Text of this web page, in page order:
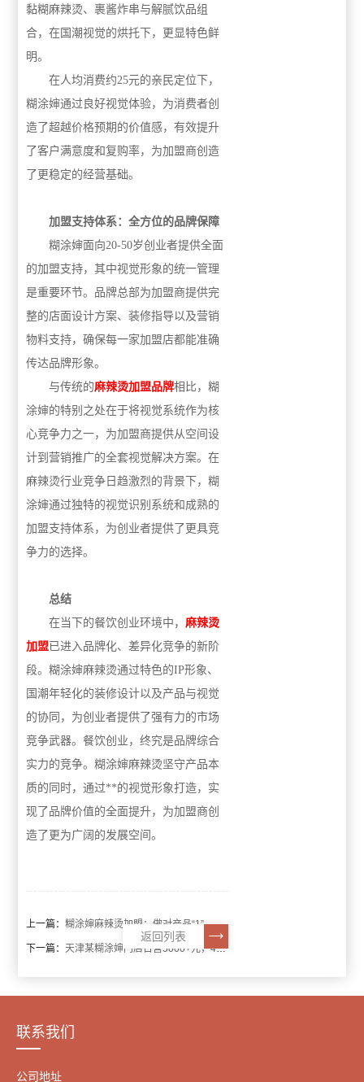
黏糊麻辣烫、裹酱炸串与解腻饮品组
合，在国潮视觉的烘托下，更显特色鲜
明。
在人均消费约25元的亲民定位下，
糊涂婶通过良好视觉体验，为消费者创
造了超越价格预期的价值感，有效提升
了客户满意度和复购率，为加盟商创造
了更稳定的经营基础。
加盟支持体系：全方位的品牌保障
糊涂婶面向20-50岁创业者提供全面
的加盟支持，其中视觉形象的统一管理
是重要环节。品牌总部为加盟商提供完
整的店面设计方案、装修指导以及营销
物料支持，确保每一家加盟店都能准确
传达品牌形象。
与传统的麻辣烫加盟品牌相比，糊
涂婶的特别之处在于将视觉系统作为核
心竞争力之一，为加盟商提供从空间设
计到营销推广的全套视觉解决方案。在
麻辣烫行业竞争日趋激烈的背景下，糊
涂婶通过独特的视觉识别系统和成熟的
加盟支持体系，为创业者提供了更具竞
争力的选择。
总结
在当下的餐饮创业环境中，麻辣烫
加盟已进入品牌化、差异化竞争的新阶
段。糊涂婶麻辣烫通过特色的IP形象、
国潮年轻化的装修设计以及产品与视觉
的协同，为创业者提供了强有力的市场
竞争武器。餐饮创业，终究是品牌综合
实力的竞争。糊涂婶麻辣烫坚守产品本
质的同时，通过**的视觉形象打造，实
现了品牌价值的全面提升，为加盟商创
造了更为广阔的发展空间。
上一篇：糊涂婶麻辣烫加盟：做对产品“1”，赢得餐饮未来
下一篇：天津某糊涂婶门店日营5000+元，40㎡麻辣烫加盟店经营模型获验证
返回列表
联系我们
公司地址